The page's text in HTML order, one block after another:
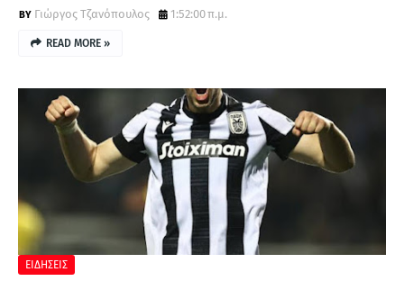
Γιώργος Τζανόπουλος
1:52:00 π.μ.
READ MORE »
ΕΙΔΗΣΕΙΣ